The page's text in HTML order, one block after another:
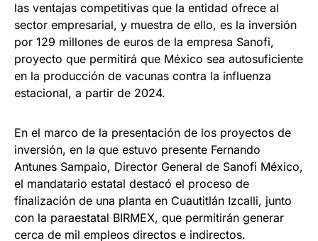
las ventajas competitivas que la entidad ofrece al
sector empresarial, y muestra de ello, es la inversión
por 129 millones de euros de la empresa Sanofi,
proyecto que permitirá que México sea autosuficiente
en la producción de vacunas contra la influenza
estacional, a partir de 2024.
En el marco de la presentación de los proyectos de
inversión, en la que estuvo presente Fernando
Antunes Sampaio, Director General de Sanofi México,
el mandatario estatal destacó el proceso de
finalización de una planta en Cuautitlán Izcalli, junto
con la paraestatal BIRMEX, que permitirán generar
cerca de mil empleos directos e indirectos.